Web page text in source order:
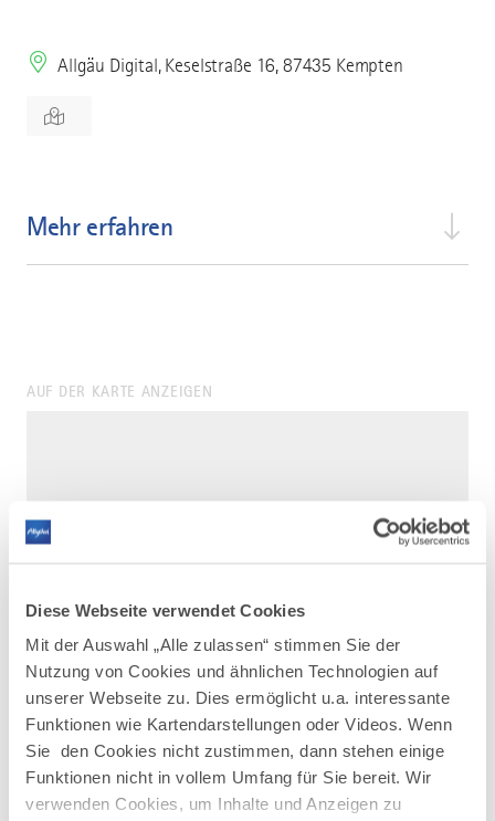
Diese Webseite verwendet Cookies
Mit der Auswahl „Alle zulassen“ stimmen Sie der
Nutzung von Cookies und ähnlichen Technologien auf
unserer Webseite zu. Dies ermöglicht u.a. interessante
Funktionen wie Kartendarstellungen oder Videos. Wenn
Sie den Cookies nicht zustimmen, dann stehen einige
Funktionen nicht in vollem Umfang für Sie bereit. Wir
verwenden Cookies, um Inhalte und Anzeigen zu
Allgäu Digital, Keselstraße 16, 87435 Kempten
Mehr erfahren
AUF DER KARTE ANZEIGEN